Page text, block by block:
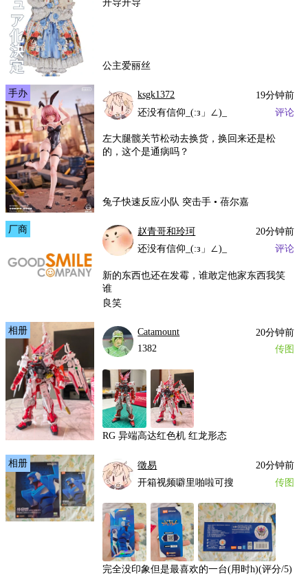
公主爱丽丝
手办 ksgk1372
19分钟前
还没有信仰_(:з」∠)_
评论
左大腿髋关节松动去换货，换回来还是松
的，这个是通病吗？
兔子快速反应小队 突击手 • 蓓尔嘉
厂商 赵青哥和玲珂
20分钟前
还没有信仰_(:з」∠)_
评论
新的东西也还在发霉，谁敢定他家东西我笑
谁
良笑
相册 Catamount
20分钟前
1382
传图
RG 异端高达红色机 红龙形态
相册 徵易
20分钟前
开箱视频噼里啪啦可搜
传图
完全没印象但是最喜欢的一台(用时h)(评分/5)